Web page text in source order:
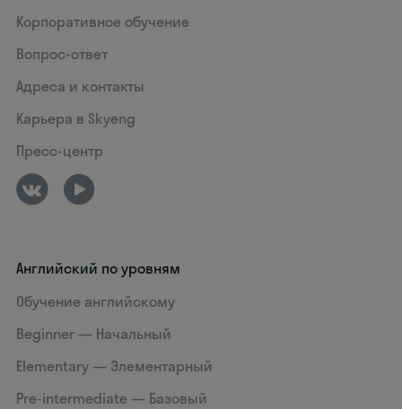
Корпоративное обучение
Вопрос-ответ
Адреса и контакты
Карьера в Skyeng
Пресс-центр
Английский по уровням
Обучение английскому
Beginner — Начальный
Elementary — Элементарный
Pre-intermediate — Базовый